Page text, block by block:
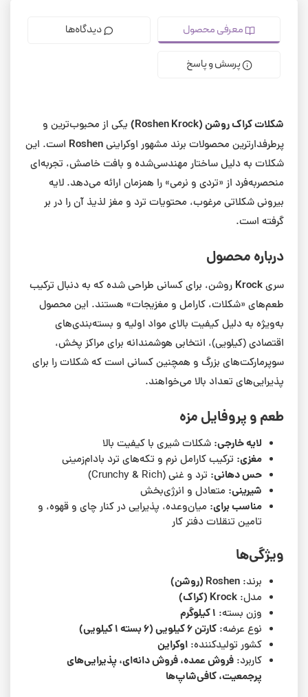
معرفی محصول دیدگاه‌ها
پرسش و پاسخ
شکلات کراک روشن (Roshen Krock)
یکی از محبوب‌ترین و
پرطرفدارترین محصولات برند مشهور اوکراینیRoshen است. این
شکلات به دلیل ساختار مهندسی‌شده و بافت خاصش، تجربه‌ای
منحصربه‌فرد از «تردی و نرمی» را همزمان ارائه می‌دهد. لایه
بیرونی شکلاتی مرغوب، محتویات ترد و مغز لذیذ آن را در بر
گرفته است.
درباره محصول
سریKrock روشن، برای کسانی طراحی شده که به دنبال ترکیب
طعم‌های «شکلات، کارامل و مغزیجات» هستند. این محصول
به‌ویژه به دلیل کیفیت بالای مواد اولیه و بسته‌بندی‌های
اقتصادی (کیلویی)، انتخابی هوشمندانه برای مراکز پخش،
سوپرمارکت‌های بزرگ و همچنین کسانی است که شکلات را برای
پذیرایی‌های تعداد بالا می‌خواهند.
طعم و پروفایل مزه
لایه خارجی: شکلات شیری با کیفیت بالا
مغزی: ترکیب کارامل نرم و تکه‌های ترد بادام‌زمینی
حس دهانی: ترد و غنی (Crunchy & Rich)
شیرینی: متعادل و انرژی‌بخش
مناسب برای: میان‌وعده، پذیرایی در کنار چای و قهوه، و
تامین تنقلات دفتر کار
ویژگی‌ها
برند: Roshen (روشن)
مدل: Krock (کراک)
وزن بسته: ۱ کیلوگرم
نوع عرضه: کارتن ۶ کیلویی (۶ بسته ۱ کیلویی)
کشور تولیدکننده: اوکراین
کاربرد: فروش عمده، فروش دانه‌ای، پذیرایی‌های
پرجمعیت، کافی‌شاپ‌ها